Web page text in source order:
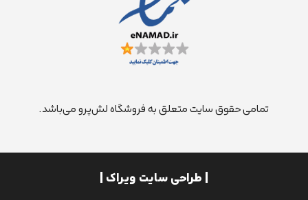
تمامی حقوق سایت متعلق به فروشگاه لش‌پرو می‌باشد.
| طراحی سایت ویراک |